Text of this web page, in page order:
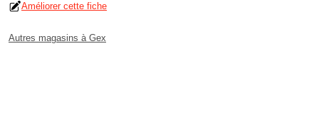
Améliorer cette fiche
Autres magasins à Gex